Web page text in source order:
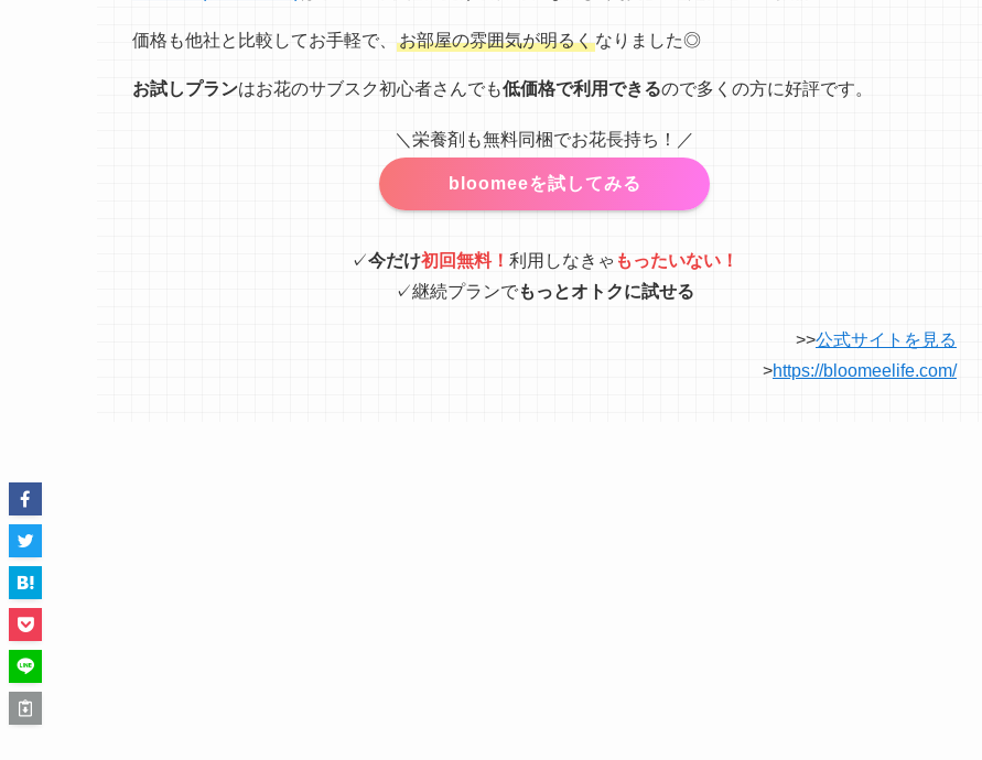
価格も他社と比較してお手軽で、 お部屋の雰囲気が明るくなりました◎
お試しプランはお花のサブスク初心者さんでも低価格で利用できるので多くの方に好評です。
＼栄養剤も無料同梱でお花長持ち！／
bloomeeを試してみる
✓今だけ初回無料！ 利用しなきゃ もったいない！
✓継続プランでもっとオトクに試せる
>>公式サイトを見る
>https://bloomeelife.com/